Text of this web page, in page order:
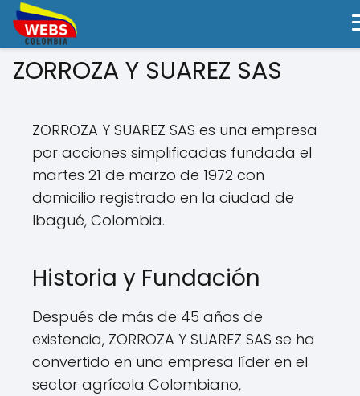
ZORROZA Y SUAREZ SAS
ZORROZA Y SUAREZ SAS es una empresa
por acciones simplificadas fundada el
martes 21 de marzo de 1972 con
domicilio registrado en la ciudad de
Ibagué, Colombia.
Historia y Fundación
Después de más de 45 años de
existencia, ZORROZA Y SUAREZ SAS se ha
convertido en una empresa líder en el
sector agrícola Colombiano,